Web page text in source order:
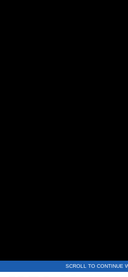
SCROLL TO CONTINUE